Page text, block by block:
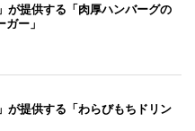
が提供する「肉厚ハンバーグの
ー」
が提供する「わらびもちドリン